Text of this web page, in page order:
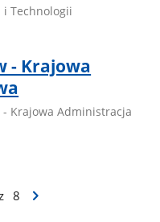
i Technologii
- Krajowa
8
Następna